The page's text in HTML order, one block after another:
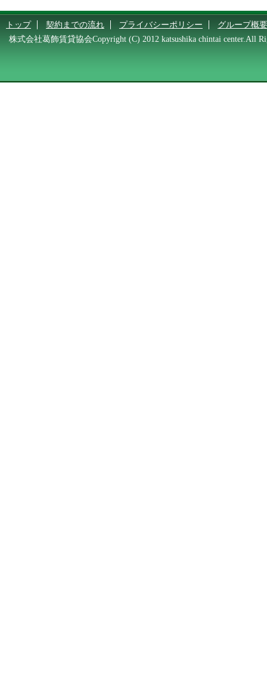
トップ 契約までの流れ プライバシーポリシー
グループ概要
株式会社葛飾賃貸協会Copyright (C) 2012 katsushika chintai center.All